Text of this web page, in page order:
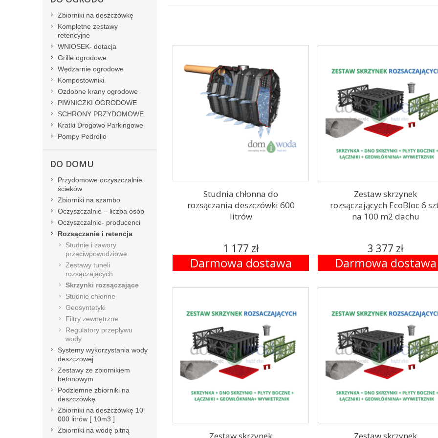
Zbiorniki na deszczówkę
Kompletne zestawy
retencyjne
WNIOSEK- dotacja
Grille ogrodowe
Wędzarnie ogrodowe
Kompostowniki
Ozdobne krany ogrodowe
PIWNICZKI OGRODOWE
SCHRONY PRZYDOMOWE
Kratki Drogowo Parkingowe
Pompy Pedrollo
DO DOMU
Przydomowe oczyszczalnie
ścieków
Zbiorniki na szambo
Oczyszczalnie – liczba osób
Oczyszczalnie- producenci
Rozsączanie i retencja
Studnie i zawory
przeciwpowodziowe
Zestawy tuneli
rozsączających
Skrzynki rozsączające
Studnie chłonne
Geosyntetyki
Filtry zewnętrzne
Regulatory przepływu
wody
Systemy wykorzystania wody
deszczowej
Zestawy ze zbiornikiem
betonowym
Podziemne zbiorniki na
deszczówkę
Zbiorniki na deszczówkę 10
000 litrów [ 10m3 ]
Zbiorniki na wodę pitną
Studnia chłonna do
rozsączania deszczówki 600
litrów
1 177 zł
Darmowa dostawa
Zestaw skrzynek
rozsączających EcoBloc 6
na 100 m2 dachu
3 377 zł
Darmowa dostawa